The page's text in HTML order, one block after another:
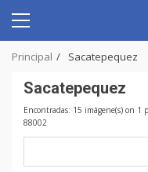
content
Primary
Principal Sacatepequez
Sacatepequez
Encontradas: 15 imágene(s) on 1
88002